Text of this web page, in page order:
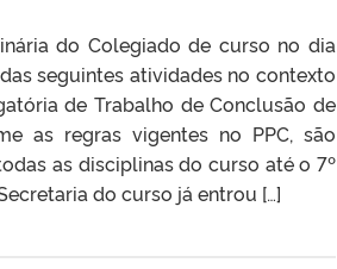
do Colegiado de curso no dia
seguintes atividades no contexto
de Trabalho de Conclusão de
as regras vigentes no PPC, são
as disciplinas do curso até o 7º
do curso já entrou […]